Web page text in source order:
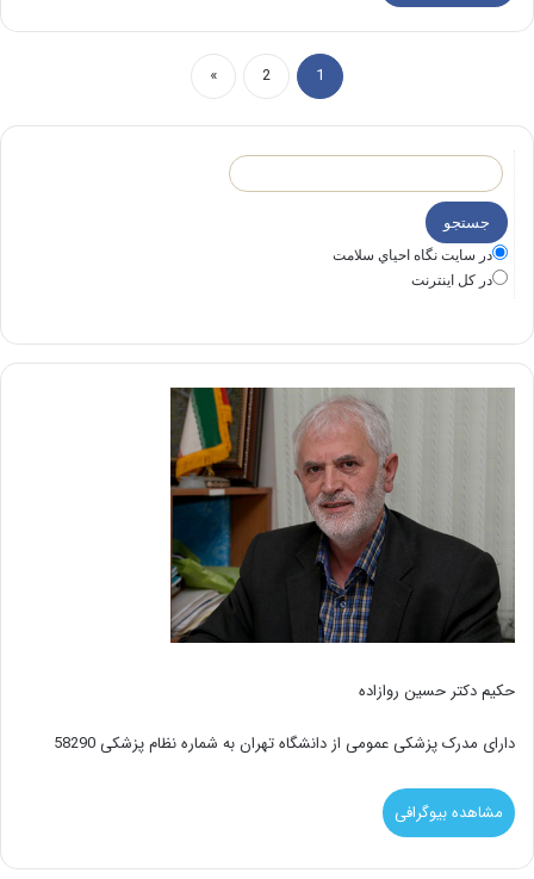
1
2
»
در سايت نگاه احياي سلامت
در كل اينترنت
حکیم دکتر حسین روازاده
دارای مدرک پزشکی عمومی از دانشگاه تهران به شماره نظام پزشکی 58290
مشاهده بیوگرافی